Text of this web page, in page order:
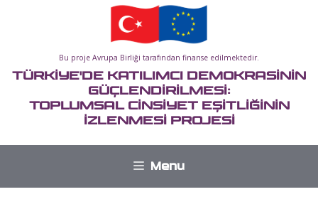
Bu proje Avrupa Birliği tarafından finanse edilmektedir.
TÜRKİYE'DE KATILIMCI DEMOKRASİNİN
GÜÇLENDİRİLMESİ:
TOPLUMSAL CİNSİYET EŞİTLİĞİNİN
İZLENMESİ PROJESİ
Menu